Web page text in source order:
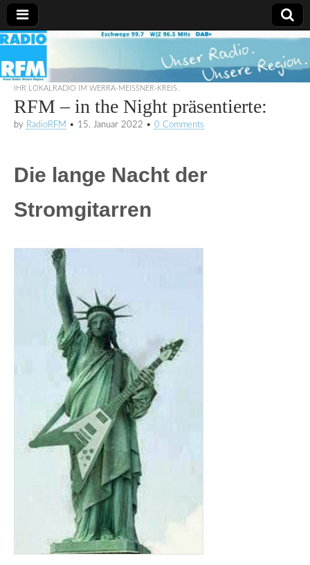
Radio
RFM
IHR LOKALRADIO IM WERRA-MEISSNER-KREIS.
RFM – in the Night präsentierte:
by RadioRFM • 15. Januar 2022 • 0 Comments
Die lange Nacht der
Stromgitarren